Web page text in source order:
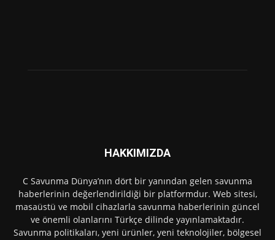
HAKKIMIZDA
C Savunma Dünya’nın dört bir yanından gelen savunma
haberlerinin değerlendirildiği bir platformdur. Web sitesi,
masaüstü ve mobil cihazlarla savunma haberlerinin güncel
ve önemli olanlarını Türkçe dilinde yayınlamaktadır.
Savunma politikaları, yeni ürünler, yeni teknolojiler, bölgesel